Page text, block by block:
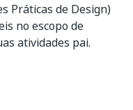
Práticas de Design)
no escopo de
atividades pai.